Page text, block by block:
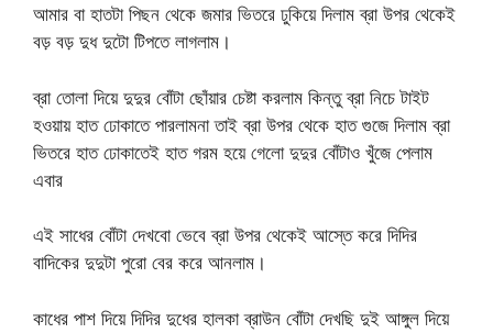
আমার বা হাতটা পিছন থেকে জমার ভিতরে ঢুকিয়ে দিলাম ব্রা উপর থেকেই
বড় বড় দুধ দুটো টিপতে লাগলাম।
ব্রা তোলা দিয়ে দুদুর বোঁটা ছোঁয়ার চেষ্টা করলাম কিন্তু ব্রা নিচে টাইট
হওয়ায় হাত ঢোকাতে পারলামনা তাই ব্রা উপর থেকে হাত গুজে দিলাম ব্রা
ভিতরে হাত ঢোকাতেই হাত গরম হয়ে গেলো দুদুর বোঁটাও খুঁজে পেলাম
এবার
এই সাধের বোঁটা দেখবো ভেবে ব্রা উপর থেকেই আস্তে করে দিদির
বাদিকের দুদুটা পুরো বের করে আনলাম।
কাধের পাশ দিয়ে দিদির দুধের হালকা ব্রাউন বোঁটা দেখছি দুই আঙ্গুল দিয়ে